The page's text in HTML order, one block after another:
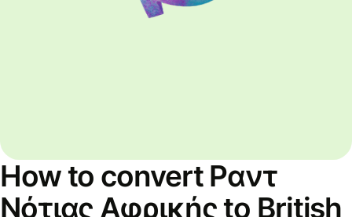
How to convert Ραντ
Νότιας Αφρικής to British